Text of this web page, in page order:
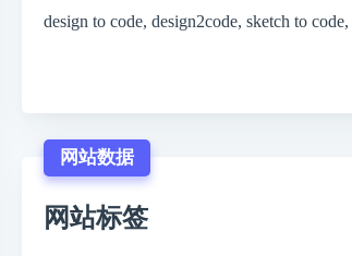
design to code, design2code, sketch to
网站数据
网站标签